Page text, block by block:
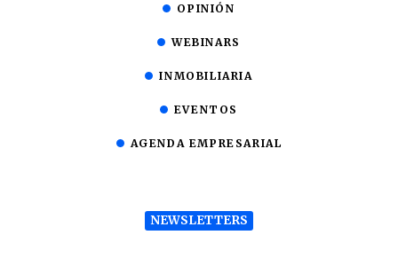
OPINIÓN
WEBINARS
INMOBILIARIA
EVENTOS
AGENDA EMPRESARIAL
NEWSLETTERS